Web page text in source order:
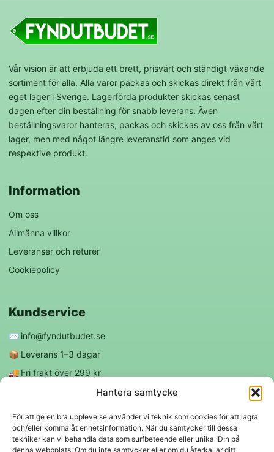
Hantera samtycke
För att ge en bra upplevelse använder vi teknik som cookies för att lagra
och/eller komma åt enhetsinformation. När du samtycker till dessa
tekniker kan vi behandla data som surfbeteende eller unika ID:n på
denna webbplats. Om du inte samtycker eller om du återkallar ditt
Vår vision är att erbjuda ett brett, prisvärt och ständigt växande
sortiment för alla. Alla varor packas och skickas direkt från vårt
eget lager i Sverige. Lagerförda produkter skickas senast
dagen efter din beställning för snabb leverans. Även
beställningsvaror hanteras, packas och skickas av oss från vårt
lager, men med något längre leveranstid som anges vid
respektive produkt.
Information
Om oss
Allmänna villkor
Leveranser och returer
Cookiepolicy
Kundservice
✉️ info@fyndutbudet.se
📦 Leverans 1–3 dagar
🚚 Fri frakt över 299 kr
Följ oss